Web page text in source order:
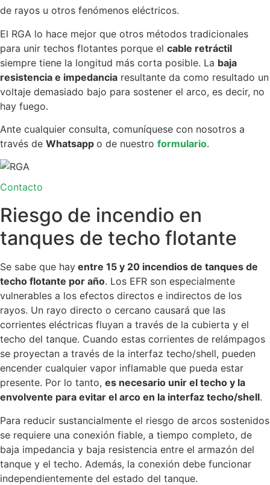
de rayos u otros fenómenos eléctricos.
El RGA lo hace mejor que otros métodos tradicionales
para unir techos flotantes porque el cable retráctil
siempre tiene la longitud más corta posible. La baja
resistencia e impedancia resultante da como resultado un
voltaje demasiado bajo para sostener el arco, es decir, no
hay fuego.
Ante cualquier consulta, comuníquese con nosotros a
través de Whatsapp o de nuestro formulario.
Contacto
Riesgo de incendio en
tanques de techo flotante
Se sabe que hay entre 15 y 20 incendios de tanques de
techo flotante por año. Los EFR son especialmente
vulnerables a los efectos directos e indirectos de los
rayos. Un rayo directo o cercano causará que las
corrientes eléctricas fluyan a través de la cubierta y el
techo del tanque. Cuando estas corrientes de relámpagos
se proyectan a través de la interfaz techo/shell, pueden
encender cualquier vapor inflamable que pueda estar
presente. Por lo tanto, es necesario unir el techo y la
envolvente para evitar el arco en la interfaz techo/shell.
Para reducir sustancialmente el riesgo de arcos sostenidos
se requiere una conexión fiable, a tiempo completo, de
baja impedancia y baja resistencia entre el armazón del
tanque y el techo. Además, la conexión debe funcionar
independientemente del estado del tanque.